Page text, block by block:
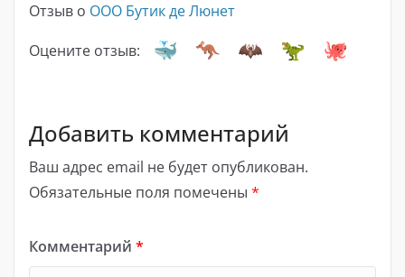
Отзыв о ООО Бутик де Люнет
Оцените отзыв:
Добавить комментарий
Ваш адрес email не будет опубликован.
Обязательные поля помечены *
Комментарий *